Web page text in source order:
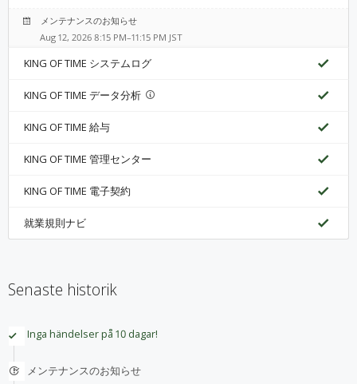
メンテナンスのお知らせ
Aug 12, 2026 8:15 PM–11:15 PM JST
KING OF TIME システムログ
KING OF TIME データ分析
KING OF TIME 給与
KING OF TIME 管理センター
KING OF TIME 電子契約
就業規則ナビ
Senaste historik
Inga händelser på 10 dagar!
メンテナンスのお知らせ